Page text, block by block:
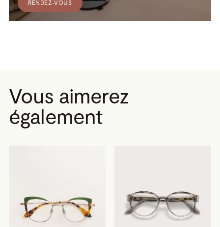
RENDEZ-VOUS
Vous aimerez
également